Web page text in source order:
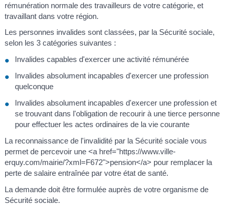
rémunération normale des travailleurs de votre catégorie, et
travaillant dans votre région.
Les personnes invalides sont classées, par la Sécurité sociale,
selon les 3 catégories suivantes :
Invalides capables d'exercer une activité rémunérée
Invalides absolument incapables d'exercer une profession
quelconque
Invalides absolument incapables d'exercer une profession et
se trouvant dans l'obligation de recourir à une tierce personne
pour effectuer les actes ordinaires de la vie courante
La reconnaissance de l'invalidité par la Sécurité sociale vous
permet de percevoir une <a href="https://www.ville-
erquy.com/mairie/?xml=F672">pension</a> pour remplacer la
perte de salaire entraînée par votre état de santé.
La demande doit être formulée auprès de votre organisme de
Sécurité sociale.